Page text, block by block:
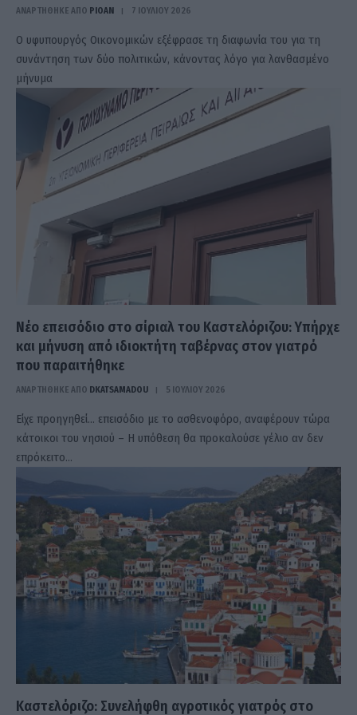
ΑΝΑΡΤΗΘΗΚΕ ΑΠΟ PIOAN 7 ΙΟΥΛΊΟΥ 2026
Ο υφυπουργός Οικονομικών εξέφρασε τη διαφωνία του για τη
συνάντηση των δύο πολιτικών, κάνοντας λόγο για λανθασμένο
μήνυμα
Νέο επεισόδιο στο σίριαλ του Καστελόριζου: Υπήρχε
και μήνυση από ιδιοκτήτη ταβέρνας στον γιατρό
που παραιτήθηκε
ΑΝΑΡΤΗΘΗΚΕ ΑΠΟ DKATSAMADOU 5 ΙΟΥΛΊΟΥ 2026
Είχε προηγηθεί… επεισόδιο με το ασθενοφόρο, αναφέρουν τώρα
κάτοικοι του νησιού – Η υπόθεση θα προκαλούσε γέλιο αν δεν
επρόκειτο…
Καστελόριζο: Συνελήφθη αγροτικός γιατρός στο